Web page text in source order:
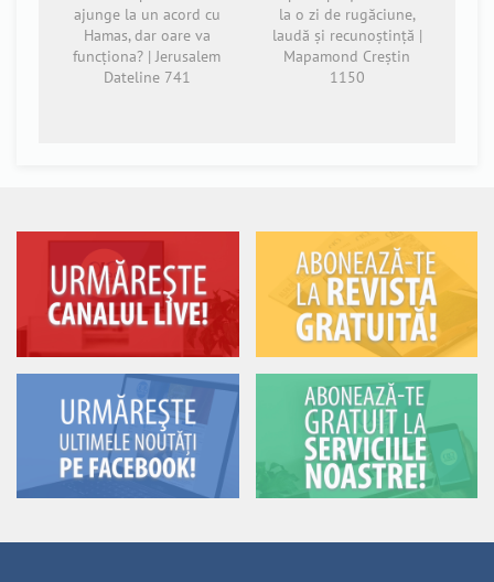
ajunge la un acord cu
Hamas, dar oare va
funcționa? | Jerusalem
Dateline 741
la o zi de rugăciune,
laudă și recunoștință |
Mapamond Creștin
1150